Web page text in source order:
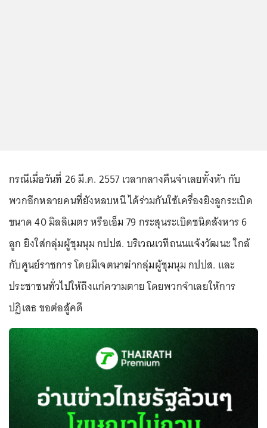
กรณีเมื่อวันที่ 26 มี.ค. 2557 เวลากลางคืนจำเลยทั้งห้า กับ
พวกอีกหลายคนที่ยังหลบหนี ได้ร่วมกันใช้เครื่องยิงลูกระเบิด
ขนาด 40 มิลลิเมตร หรือเอ็ม 79 กระสุนระเบิดชนิดสังหาร 6
ลูก ยิงใส่กลุ่มผู้ชุมนุม กปปส. บริเวณเวทีถนนแจ้งวัฒนะ ใกล้
กับศูนย์ราชการ โดยมีเจตนาฆ่ากลุ่มผู้ชุมนุม กปปส. และ
ประชาชนทั่วไปให้ถึงแก่ความตาย โดยพวกจำเลยให้การ
ปฏิเสธ ขอต่อสู้คดี